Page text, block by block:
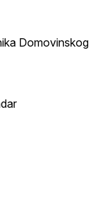
Domovinskog